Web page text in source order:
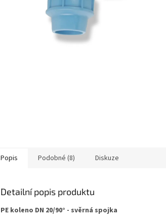
Popis Podobné (8) Diskuze
Detailní popis produktu
PE koleno DN 20/90° - svěrná spojka